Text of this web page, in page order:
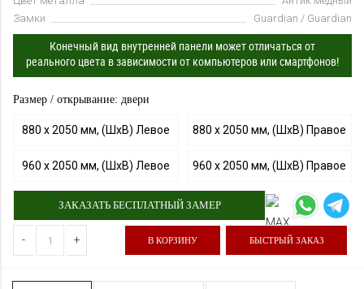
Замки
Guardian / Guardian
Конечный вид внутренней панели может отличаться от
реального цвета в зависимости от компьютеров или смартфонов!
Размер / открывание: двери
880 х 2050 мм, (ШхВ) Левое 880 х 2050 мм, (ШхВ) Правое
960 х 2050 мм, (ШхВ) Левое 960 х 2050 мм, (ШхВ) Правое
ЗАКАЗАТЬ БЕСПЛАТНЫЙ ЗАМЕР
- + В КОРЗИНУ БЫСТРЫЙ ЗАКАЗ